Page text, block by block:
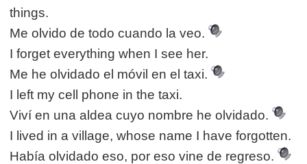
things.
Me olvido de todo cuando la veo.
I forget everything when I see her.
Me he olvidado el móvil en el taxi.
I left my cell phone in the taxi.
Viví en una aldea cuyo nombre he olvidado.
I lived in a village, whose name I have forgotten.
Había olvidado eso, por eso vine de regreso.